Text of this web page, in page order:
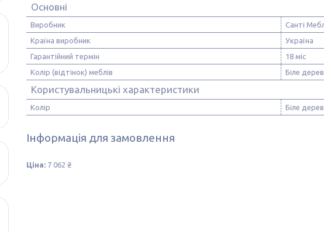
Основні
Виробник
Санті
Країна виробник
Україна
Гарантійний термін
18 міс
Колір (відтінок) меблів
Біле
Користувальницькі характеристики
Колір Біле
Інформація для замовлення
Ціна: 7 062 ₴